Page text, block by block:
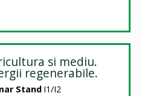
si mediu.
regenerabile.
Stand I1/I2